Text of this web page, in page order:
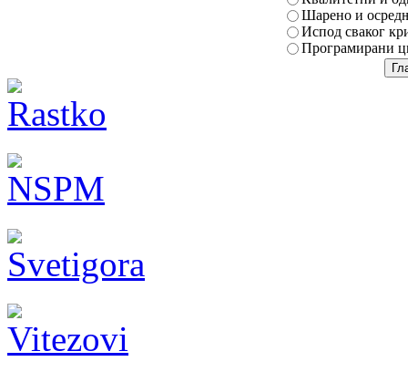
Шарено и
Испод сваког
Програмирани